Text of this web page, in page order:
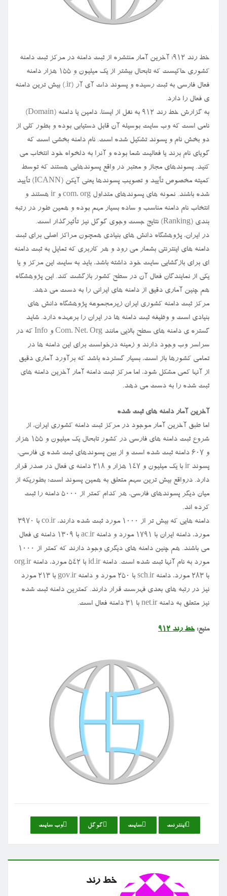
خط رند ۹۱۲: آخرین آمار منتشره از ثبت دامنه در مرکز ثبت دامنه
کشوری حاکیست که تابحال بیشتر از یک میلیون و ۱۵۵ هزار دامنه
فعال فارسی به ثبت رسیده و پسوند دات آی آر (ir.) بیش ترین دامنه
ی فعال را دارد.
به گزارش خط رند ۹۱۲ به نقل از ایسنا، دامین یا دامنه (Domain)
نامی است که وب سایت بوسیله آن قابل دستیابی بوده و بطور کلی از
دو بخش نام و پسوند تشکیل شده است. نام دامنه بخشی است که
گویای نام برند یا فعالیت شما بوده و آنرا به دلخواه خود انتخاب می
کنید. پسوندهای مجاز و معتبر در واقع پسوندهایی هستند که توسط
کمیته مخصوص تأیید و تصویب پسوندها یعنی آیکن (ICANN) تأیید
شده باشند. نمونه های پسوندهای متداول com، org و ir هستند و
انتخاب نام دامنه مناسب و ساده بسیار مهم بوده و همین طور در رتبه
بندی (Ranking) نتایج جست وجوی گوگل نیز تأثیرگذار است.
در ایران، پژوهشگاه دانش های بنیادی همچون مراکز اصلی برای ثبت
دامنه های اینترنتی بشمار می رود و هر کاربری که تمایل به ثبت دامنه
ای برای بازگشایی سایت خود داشته باشد، باید به سایت این مرکز و یا
یکی از نمایندگان فعال آن در سطح کشور بازگشت کند. این پژوهشگاه
هم چنین آماری دقیق از دامنه های ایرانی را به دست می دهد.
مرکز ثبت دامنه کشوری ایران زیرمجموعه پژوهشگاه دانش های
بنیادی است و وظیفه ثبت دامنه ها در ایران را برعهده دارد. شاید
گستره ی دامنه های سطح بالایی مانند Com، Net، Org و Info که در
سراسر وب وجود دارند و زمینه درخواست برای این دامنه ها در
تمامی کشورها باز است، بسیار گسترده باشد که برآورد آماری دقیق
از آنها کمی مشکل شود، اما مرکز ثبت دامنه آمار آخرین دامنه های
ثبت شده را به دست می دهد.
آخرین آمار دامنه های ثبت شده
اما طبق آخرین آمار موجود در مرکز ثبت دامنه کشوری ایران، از
شروع ثبت دامنه های فارسی در کشور تابحال یک میلیون و ۱۵۵ هزار
و ۶۰۷ دامنه ثبت شده است و از بین پسوندهای ثبت شده ی فارسی،
پسوند ir با یک میلیون و ۱۴۷ هزار و ۲۱۸ دامنه ی فعال در صدر قرار
دارد. درواقع بیش ترین سهم متعلق به همین پسوند است؛ بطوریکه از
میان دیگر پسوندهای فارسی، هر کدام کمتر از ۵۰۰۰ دامنه را ثبت
کرده اند.
دامنه هایی که بیش تر از ۱۰۰۰ مورد ثبت شده دارند، co.ir با ۳۹۷۰
مورد، دامنه ایران با ۱۷۹۱ مورد و دامنه ac.ir با ۱۳۰۹ دامنه ی فعال
می باشند. هم چنین دامنه های دیگری وجود دارند که کمتر از ۱۰۰۰
مورد به نام آنها ثبت شده است. دامنه id.ir با ۵۴۲ مورد، دامنه org.ir
با ۲۸۳ مورد، دامنه sch.ir با ۲۵۰ مورد و دامنه gov.ir با ۲۱۳ مورد
نیز در رتبه های بعدی فهرست قرار دارند. کمترین دامنه ثبت شده
نیز متعلق به دامنه net.ir با ۳۱ دامنه فعال است.
منبع:خط رند ۹۱۲
اینترنت سایت گوگل وب سایت
خط رند